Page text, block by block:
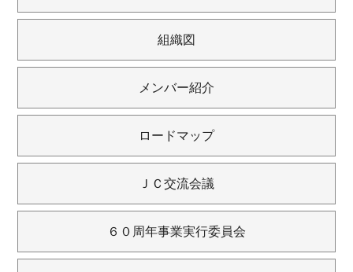
組織図
メンバー紹介
ロードマップ
ＪＣ交流会議
６０周年事業実行委員会